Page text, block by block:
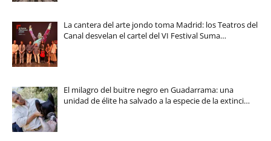
La cantera del arte jondo toma Madrid: los Teatros del
Canal desvelan el cartel del VI Festival Suma…
El milagro del buitre negro en Guadarrama: una
unidad de élite ha salvado a la especie de la extinci…